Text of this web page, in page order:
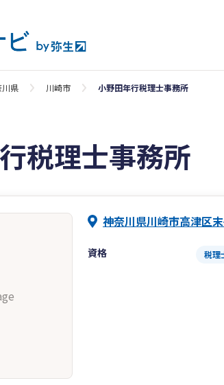
川県 川崎市 小野田年行税理士事務所
税理士事務所
神奈川県川崎市高津区
資格 税理